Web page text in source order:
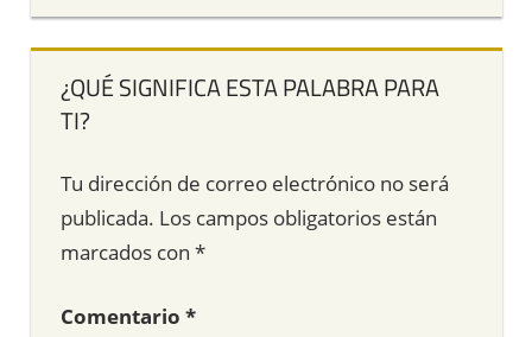
¿QUÉ SIGNIFICA ESTA PALABRA PARA
TI?
Tu dirección de correo electrónico no será
publicada. Los campos obligatorios están
marcados con *
Comentario *